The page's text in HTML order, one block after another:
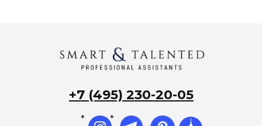
+7 (495) 230-20-05
* *